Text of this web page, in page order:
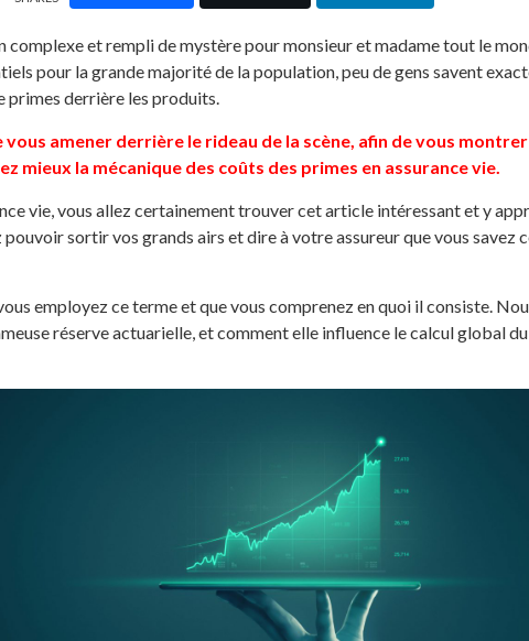
complexe et rempli de mystère pour monsieur et madame tout le
pour la grande majorité de la population, peu de gens savent
primes derrière les produits.
amener derrière le rideau de la scène, afin de vous
mieux la mécanique des coûts des primes en assurance vie.
vie, vous allez certainement trouver cet article intéressant et y
sortir vos grands airs et dire à votre assureur que vous savez
employez ce terme et que vous comprenez en quoi il consiste.
réserve actuarielle, et comment elle influence le calcul global